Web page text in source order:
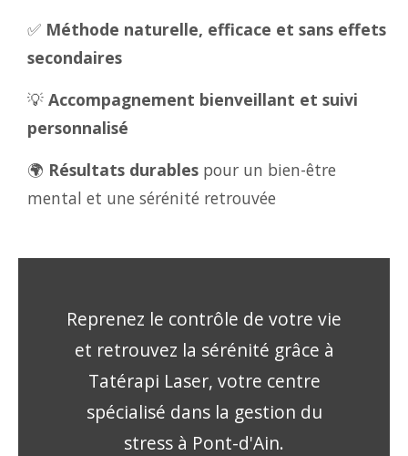
✅ Méthode naturelle, efficace et sans effets
secondaires
💡 Accompagnement bienveillant et suivi
personnalisé
🌍 Résultats durables pour un bien-être
mental et une sérénité retrouvée
Reprenez le contrôle de votre vie
et retrouvez la sérénité grâce à
Tatérapi Laser, votre centre
spécialisé dans la gestion du
stress à Pont-d'Ain.